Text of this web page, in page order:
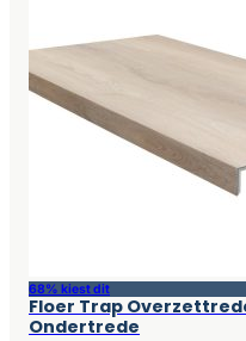
68% kiest dit
Floer Trap
Ondertrede